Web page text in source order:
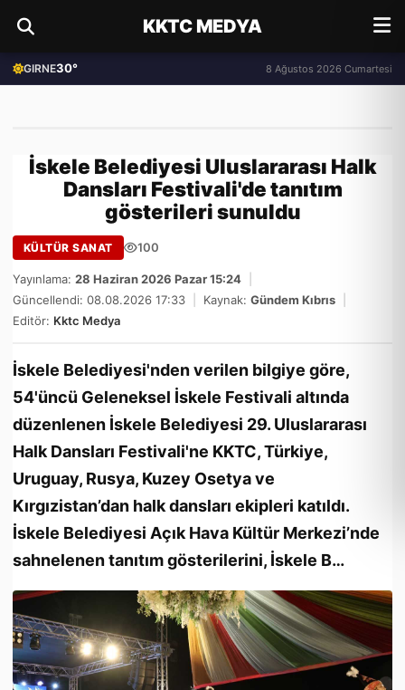
KKTC MEDYA
GIRNE30° 8 Ağustos 2026 Cumartesi
İskele Belediyesi Uluslararası Halk
Dansları Festivali'de tanıtım
gösterileri sunuldu
KÜLTÜR SANAT 100
Yayınlama: 28 Haziran 2026 Pazar 15:24
Güncellendi: 08.08.2026 17:33
Kaynak: Gündem Kıbrıs
Editör: Kktc Medya
İskele Belediyesi'nden verilen bilgiye göre,
54'üncü Geleneksel İskele Festivali altında
düzenlenen İskele Belediyesi 29. Uluslararası
Halk Dansları Festivali'ne KKTC, Türkiye,
Uruguay, Rusya, Kuzey Osetya ve
Kırgızistan’dan halk dansları ekipleri katıldı.
İskele Belediyesi Açık Hava Kültür Merkezi’nde
sahnelenen tanıtım gösterilerini, İskele B…